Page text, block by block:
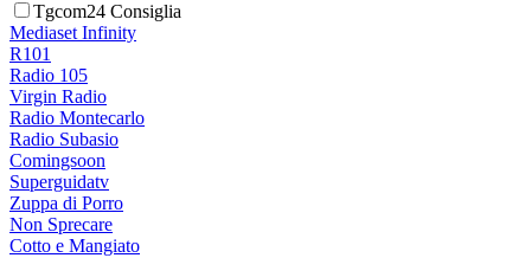
Tgcom24 Consiglia
Mediaset Infinity
R101
Radio 105
Virgin Radio
Radio Montecarlo
Radio Subasio
Comingsoon
Superguidatv
Zuppa di Porro
Non Sprecare
Cotto e Mangiato